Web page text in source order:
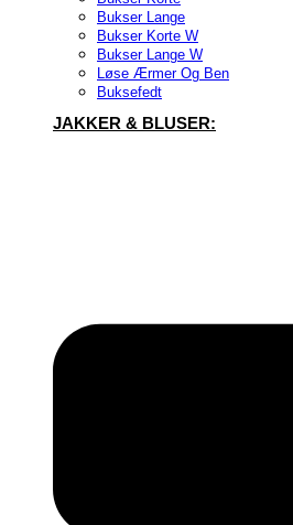
Bukser Lange
Bukser Korte W
Bukser Lange W
Løse Ærmer Og Ben
Buksefedt
JAKKER & BLUSER: